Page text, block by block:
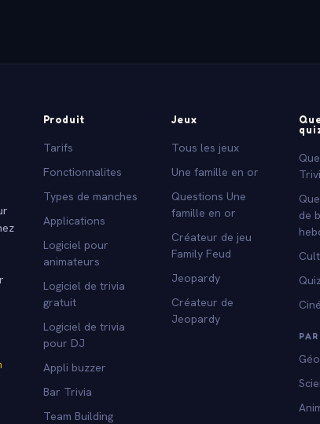
Produit
Tarifs
Fonctionnalites
Types de manches
Applications
Logiciel pour
animateurs
Logiciel de trivia
gratuit
Logiciel de trivia
pour DJ
Appli buzzer
Bar Trivia
Team Building
Jeux
Tous les jeux
Une famille en or
Questions Une
famille en or
Créateur de jeu
Family Feud
Jeopardy
Créateur de
Jeopardy
de